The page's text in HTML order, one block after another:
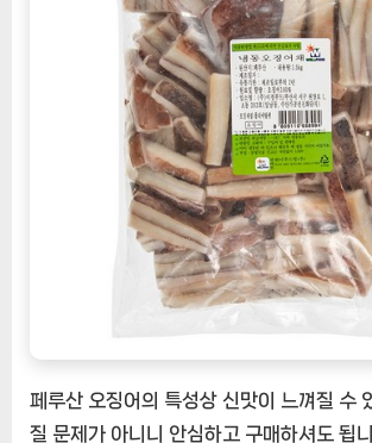
페루산 오징어의 특성상 신맛이 느껴질 수
질 문제가 아니니 안심하고 구매하셔도 됩